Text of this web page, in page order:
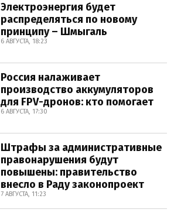
Электроэнергия будет
распределяться по новому
принципу – Шмыгаль
6 АВГУСТА, 18:23
Россия налаживает
производство аккумуляторов
для FPV-дронов: кто помогает
6 АВГУСТА, 17:30
Штрафы за административные
правонарушения будут
повышены: правительство
внесло в Раду законопроект
7 АВГУСТА, 11:23